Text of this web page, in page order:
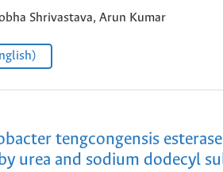
Shrivastava, Arun Kumar
tengcongensis
urea and sodium dodecyl